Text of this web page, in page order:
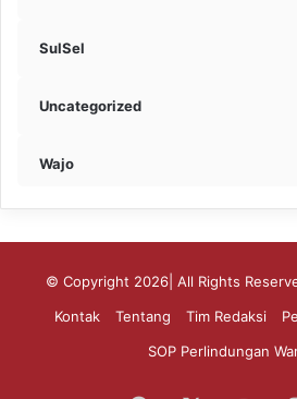
SulSel
Uncategorized
Wajo
© Copyright 2026| All Rights
Kontak
Tentang Tim Redaksi
SOP Perlindungan